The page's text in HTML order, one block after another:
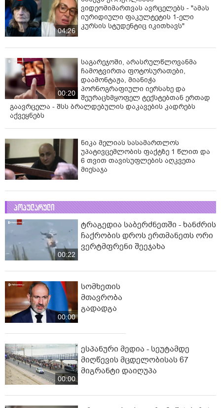
04:26
ვიდეომიმართვას ავრცელებს - "ამას
იურიდიული ფაკულტეტის 1-ელი
კურსის სტუდენტიც იკითხავს"
00:20
საგარეჯოში, არასრულწლოვანმა
ჩამოტვირთა ფოტოსურათები,
დაამონტაჟა, მიანიჭა
პორნოგრაფიული იერსახე და
შეურაცხმყოფელ ტექსტებთან ერთად
გაავრცელა - შსს ბრალდებულის დაკავების კადრებს
აქვეყნებს
ნიკა მელიას სასამართლოს
უპატივცემლობის ფაქტზე 1 წლით და
6 თვით თავისუფლების აღკვეთა
მიესაჯა
პოპულარული
00:22
ტრაგედია საბერძნეთში - ხანძრის
ჩაქრობის დროს ერთმანეთს ორი
ვერტმფრენი შეეჯახა
00:00
სომხეთის
მთავრობა
გადადგა
00:00
ესპანური მედია - სეუტამდე
მიღწევის მცდელობისას 67
მიგრანტი დაიღუპა